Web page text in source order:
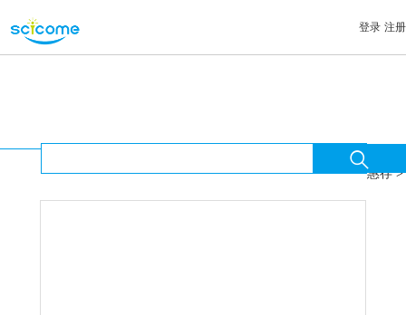
登录 注册

惠存 >